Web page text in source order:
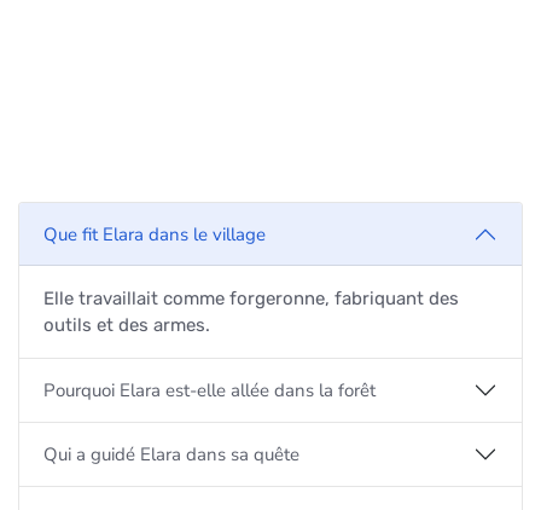
Que fit Elara dans le village
Elle travaillait comme forgeronne, fabriquant des
outils et des armes.
Pourquoi Elara est-elle allée dans la forêt
Qui a guidé Elara dans sa quête